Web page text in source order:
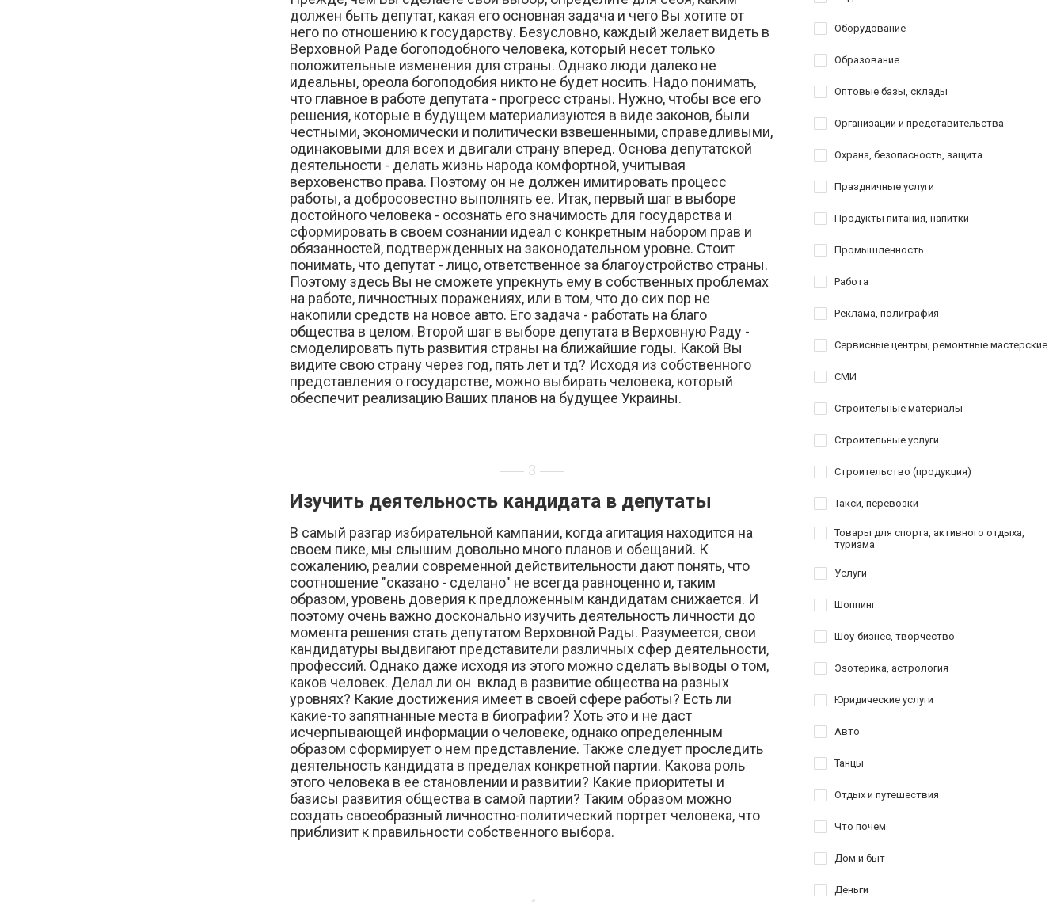
должен быть депутат, какая его основная задача и чего Вы хотите от
него по отношению к государству. Безусловно, каждый желает видеть в
Верховной Раде богоподобного человека, который несет только
положительные изменения для страны. Однако люди далеко не
идеальны, ореола богоподобия никто не будет носить. Надо понимать,
что главное в работе депутата - прогресс страны. Нужно, чтобы все его
решения, которые в будущем материализуются в виде законов, были
честными, экономически и политически взвешенными, справедливыми,
одинаковыми для всех и двигали страну вперед. Основа депутатской
деятельности - делать жизнь народа комфортной, учитывая
верховенство права. Поэтому он не должен имитировать процесс
работы, а добросовестно выполнять ее. Итак, первый шаг в выборе
достойного человека - осознать его значимость для государства и
сформировать в своем сознании идеал с конкретным набором прав и
обязанностей, подтвержденных на законодательном уровне. Стоит
понимать, что депутат - лицо, ответственное за благоустройство страны.
Поэтому здесь Вы не сможете упрекнуть ему в собственных проблемах
на работе, личностных поражениях, или в том, что до сих пор не
накопили средств на новое авто. Его задача - работать на благо
общества в целом. Второй шаг в выборе депутата в Верховную Раду -
смоделировать путь развития страны на ближайшие годы. Какой Вы
видите свою страну через год, пять лет и тд? Исходя из собственного
представления о государстве, можно выбирать человека, который
обеспечит реализацию Ваших планов на будущее Украины.
3
Изучить деятельность кандидата в депутаты
В самый разгар избирательной кампании, когда агитация находится на
своем пике, мы слышим довольно много планов и обещаний. К
сожалению, реалии современной действительности дают понять, что
соотношение "сказано - сделано" не всегда равноценно и, таким
образом, уровень доверия к предложенным кандидатам снижается. И
поэтому очень важно досконально изучить деятельность личности до
момента решения стать депутатом Верховной Рады. Разумеется, свои
кандидатуры выдвигают представители различных сфер деятельности,
профессий. Однако даже исходя из этого можно сделать выводы о том,
каков человек. Делал ли он вклад в развитие общества на разных
уровнях? Какие достижения имеет в своей сфере работы? Есть ли
какие-то запятнанные места в биографии? Хоть это и не даст
исчерпывающей информации о человеке, однако определенным
образом сформирует о нем представление. Также следует проследить
деятельность кандидата в пределах конкретной партии. Какова роль
этого человека в ее становлении и развитии? Какие приоритеты и
базисы развития общества в самой партии? Таким образом можно
создать своеобразный личностно-политический портрет человека, что
приблизит к правильности собственного выбора.
Оборудование
Образование
Оптовые базы, склады
Организации и представительства
Охрана, безопасность, защита
Праздничные услуги
Продукты питания, напитки
Промышленность
Работа
Реклама, полиграфия
Сервисные центры, ремонтные мастерские
СМИ
Строительные материалы
Строительные услуги
Строительство (продукция)
Такси, перевозки
Товары для спорта, активного отдыха,
туризма
Услуги
Шоппинг
Шоу-бизнес, творчество
Эзотерика, астрология
Юридические услуги
Авто
Танцы
Отдых и путешествия
Что почем
Дом и быт
Деньги